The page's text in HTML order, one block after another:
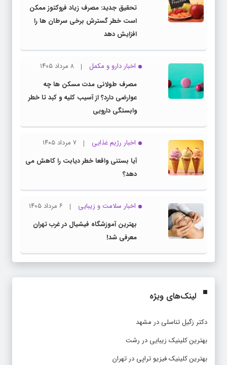
تحقیق جدید: مصرف زیاد فروکتوز ممکن
است خطر گسترش برخی سرطان ها را
افزایش دهد
اخبار دارو و مکمل
۸ مرداد ۱۴۰۵
مصرف طولانی مدت مسکن ها چه
عوارضی دارد؟ از آسیب کلیه و کبد تا خطر
وابستگی دارویی
اخبار رژیم غذایی
۷ مرداد ۱۴۰۵
آیا بستنی واقعا خطر دیابت را کاهش می
دهد؟
اخبار سلامت و زیبایی
۶ مرداد ۱۴۰۵
بهترین آموزشگاه فیشیال در غرب تهران
معرفی شد!
لینک‌های ویژه
دکتر زگیل تناسلی در مشهد
بهترین کلینیک زیبایی در رشت
بهترین کلینیک فیزیو تراپی در تهران